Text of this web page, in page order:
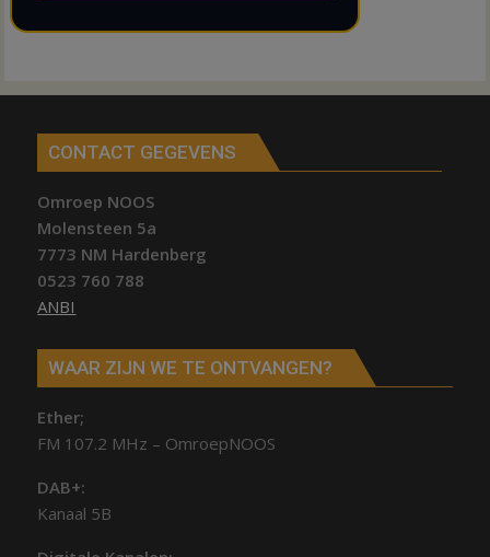
CONTACT GEGEVENS
Omroep NOOS
Molensteen 5a
7773 NM Hardenberg
0523 760 788
ANBI
WAAR ZIJN WE TE ONTVANGEN?
Ether;
FM 107.2 MHz – OmroepNOOS
DAB+:
Kanaal 5B